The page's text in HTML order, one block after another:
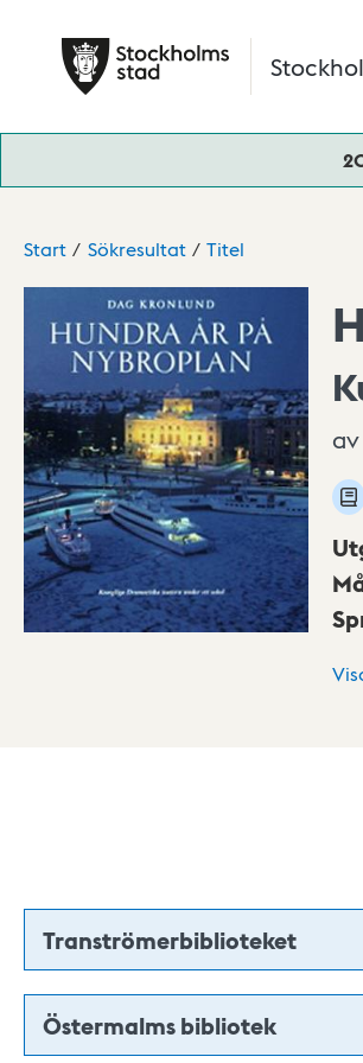
Start Sökresultat Titel
av
Tranströmerbiblioteket
Östermalms bibliotek